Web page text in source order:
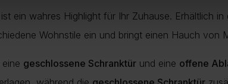
ein wahres Highlight für Ihr Zuhause. Erhältlich in
Wohnstile ein und bringt einen Hauch von
eine geschlossene Schranktür und eine offene